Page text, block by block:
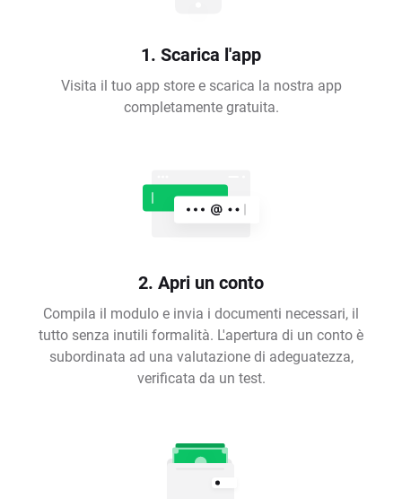
1. Scarica l'app
Visita il tuo app store e scarica la nostra app
completamente gratuita.
2. Apri un conto
Compila il modulo e invia i documenti necessari, il
tutto senza inutili formalità. L'apertura di un conto è
subordinata ad una valutazione di adeguatezza,
verificata da un test.